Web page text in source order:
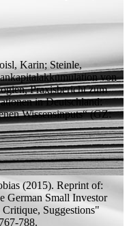
Karin;Steinle,
von
Praxisbericht zum
in Deutschland:
Wissensinputs“ (GZ:
(2015). Reprint of:
German Small Investor
Suggestions"
788.